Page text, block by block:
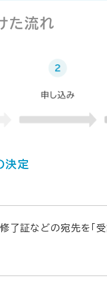
た流れ
決定
修了証などの宛先を「